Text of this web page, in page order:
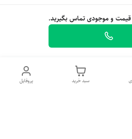
و موجودی تماس بگیرید.
پروفایل سبد خرید